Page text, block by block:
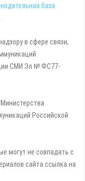
база
в сфере связи,
СМИ Эл № ФС77-
Российской
могут не совпадать с
сайта ссылка на